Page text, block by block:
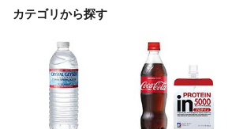
カテゴリから探す
Pontaパス特典対象すべて
キーワード